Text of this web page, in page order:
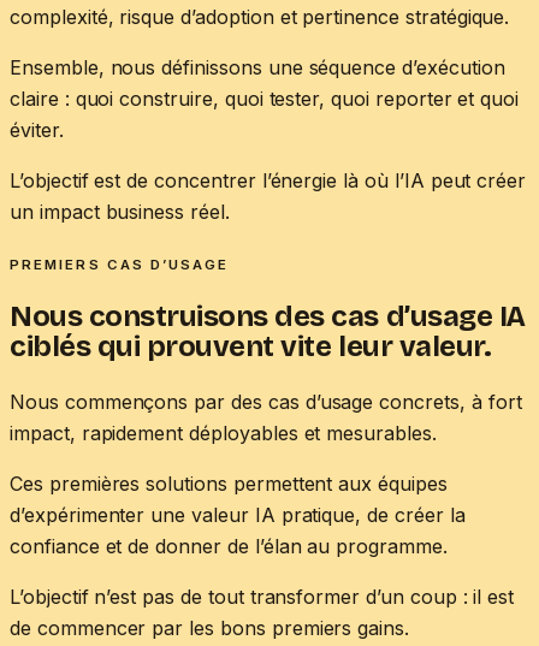
complexité, risque d’adoption et pertinence stratégique.
Ensemble, nous définissons une séquence d’exécution
claire : quoi construire, quoi tester, quoi reporter et quoi
éviter.
L’objectif est de concentrer l’énergie là où l’IA peut créer
un impact business réel.
PREMIERS CAS D’USAGE
Nous construisons des cas d’usage IA
ciblés qui prouvent vite leur valeur.
Nous commençons par des cas d’usage concrets, à fort
impact, rapidement déployables et mesurables.
Ces premières solutions permettent aux équipes
d’expérimenter une valeur IA pratique, de créer la
confiance et de donner de l’élan au programme.
L’objectif n’est pas de tout transformer d’un coup : il est
de commencer par les bons premiers gains.